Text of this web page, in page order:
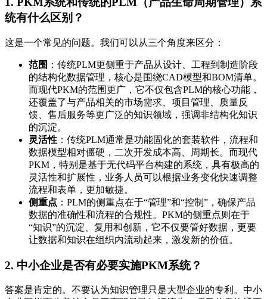
统有什么区别？
这是一个常见的问题。我们可以从三个角度来区分：
范围 ：传统PLM更侧重于产品从设计、工程到制造阶段
的结构化数据管理，核心是围绕CAD模型和BOM清单。
而现代PKM的范围更广，它不仅包含PLM的核心功能，
还覆盖了与产品相关的市场需求、项目管理、质量反
馈、售后服务等更广泛的知识领域，强调非结构化知识
的沉淀。
灵活性 ：传统PLM通常是功能固化的套装软件，流程和
数据模型相对僵硬，二次开发成本高、周期长。而现代
PKM，特别是基于无代码平台构建的系统，具有极高的
灵活性和扩展性，业务人员可以根据业务变化快速调整
流程和表单，更加敏捷。
侧重点 ：PLM的侧重点在于“管理”和“控制”，确保产品
数据的准确性和流程的合规性。PKM的侧重点则在于
“知识”的沉淀、复用和创新，它不仅要管好数据，更要
让数据和知识在组织内流动起来，激发新的价值。
2. 中小企业是否有必要实施PKM系统？
答案是肯定的。不要认为知识管理只是大型企业的专利。中小